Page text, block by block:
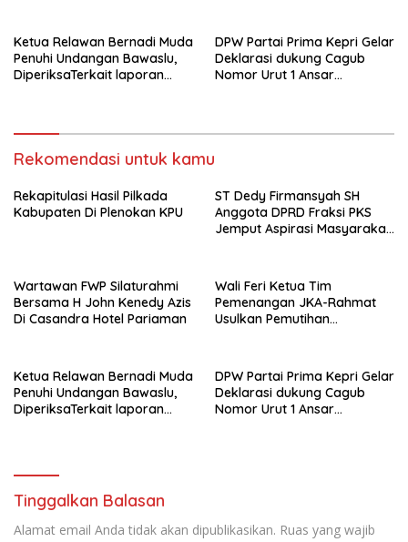
Bawah
Ketua Relawan Bernadi Muda
Penuhi Undangan Bawaslu,
DiperiksaTerkait laporan
DPW Partai Prima Kepri Gelar
Deklarasi dukung Cagub
Nomor Urut 1 Ansar
Rekomendasi untuk kamu
Rekapitulasi Hasil Pilkada
Kabupaten Di Plenokan KPU
ST Dedy Firmansyah SH
Anggota DPRD Fraksi PKS
Jemput Aspirasi Masyarakat
Wartawan FWP Silaturahmi
Bersama H John Kenedy Azis
Di Casandra Hotel Pariaman
Wali Feri Ketua Tim
Pemenangan JKA-Rahmat
Usulkan Pemutihan
Bawah
Ketua Relawan Bernadi Muda
Penuhi Undangan Bawaslu,
DiperiksaTerkait laporan
DPW Partai Prima Kepri Gelar
Deklarasi dukung Cagub
Nomor Urut 1 Ansar
Tinggalkan Balasan
Alamat email Anda tidak akan dipublikasikan. Ruas yang wajib